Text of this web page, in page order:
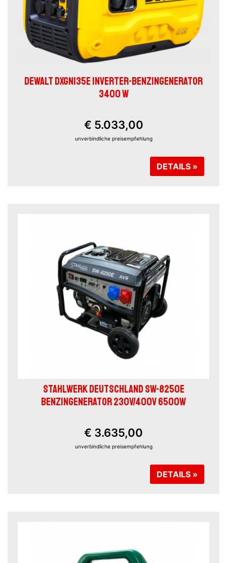
DEWALT DXGNI35E INVERTER-BENZINGENERATOR
3400 W
€ 5.033,00
unverbindliche preisempfehlung
DETAILS »
STAHLWERK DEUTSCHLAND SW-8250E
BENZINGENERATOR 230V/400V 6500W
€ 3.635,00
unverbindliche preisempfehlung
DETAILS »